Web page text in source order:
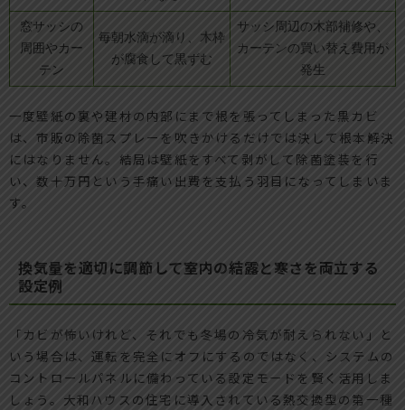
窓サッシの
周囲やカー
テン
毎朝水滴が滴り、木枠
が腐食して黒ずむ
サッシ周辺の木部補修や、
カーテンの買い替え費用が
発生
一度壁紙の裏や建材の内部にまで根を張ってしまった黒カビ
は、市販の除菌スプレーを吹きかけるだけでは決して根本解決
にはなりません。結局は壁紙をすべて剥がして除菌塗装を行
い、数十万円という手痛い出費を支払う羽目になってしまいま
す。
換気量を適切に調節して室内の結露と寒さを両立する
設定例
「カビが怖いけれど、それでも冬場の冷気が耐えられない」と
いう場合は、運転を完全にオフにするのではなく、システムの
コントロールパネルに備わっている設定モードを賢く活用しま
しょう。大和ハウスの住宅に導入されている熱交換型の第一種